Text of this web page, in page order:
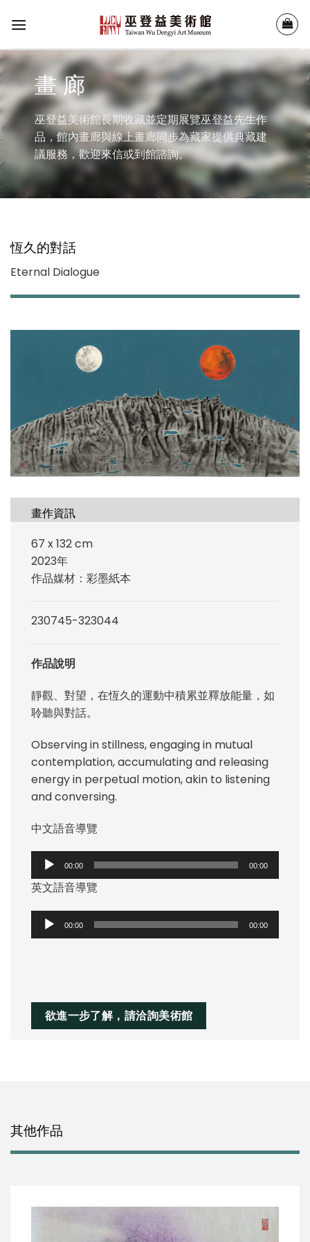
畫 廊
巫登益美術館長期收藏並定期展覽巫登益先生作
品，館內畫廊與線上畫廊同步為藏家提供典藏建
議服務，歡迎來信或到館諮詢。
恆久的對話
Eternal Dialogue
畫作資訊
67 x 132 cm
2023年
作品媒材：彩墨紙本
230745-323044
作品說明
靜觀、對望，在恆久的運動中積累並釋放能量，如
聆聽與對話。
Observing in stillness, engaging in mutual
contemplation, accumulating and releasing
energy in perpetual motion, akin to listening
and conversing.
中文語音導覽
訊
播
放
00:00 00:00
英文語音導覽
訊
00:00 00:00
欲進一步了解，請洽詢美術館
其他作品